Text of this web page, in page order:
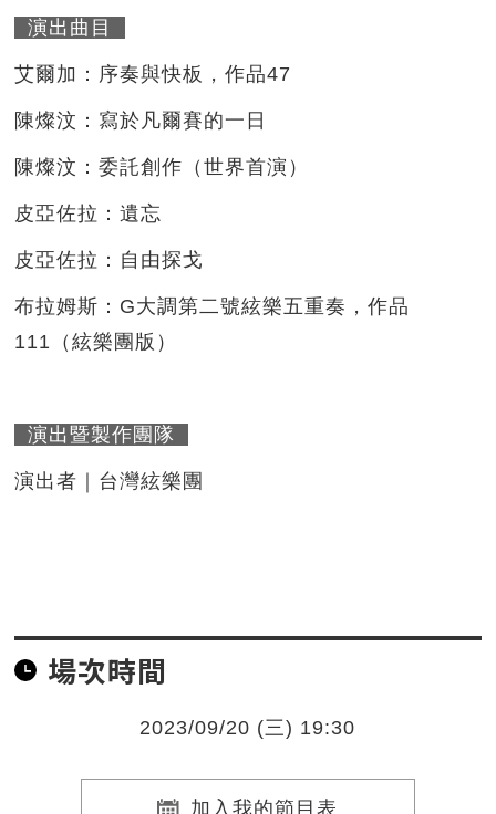
演出曲目
艾爾加：序奏與快板，作品47
陳燦汶：寫於凡爾賽的一日
陳燦汶：委託創作（世界首演）
皮亞佐拉：遺忘
皮亞佐拉：自由探戈
布拉姆斯：G大調第二號絃樂五重奏，作品
111（絃樂團版）
演出暨製作團隊
演出者｜台灣絃樂團
場次時間
2023/09/20 (三) 19:30
加入我的節目表